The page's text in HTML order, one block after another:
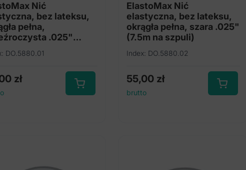
Nić
bez lateksu,
pełna,
.025"
DO.5880.01
zł
ElastoMax Nić
elastyczna, bez lateksu,
okrągła pełna, szara .025"
(7.5m na szpuli)
Index: DO.5880.02
55,00 zł
brutto